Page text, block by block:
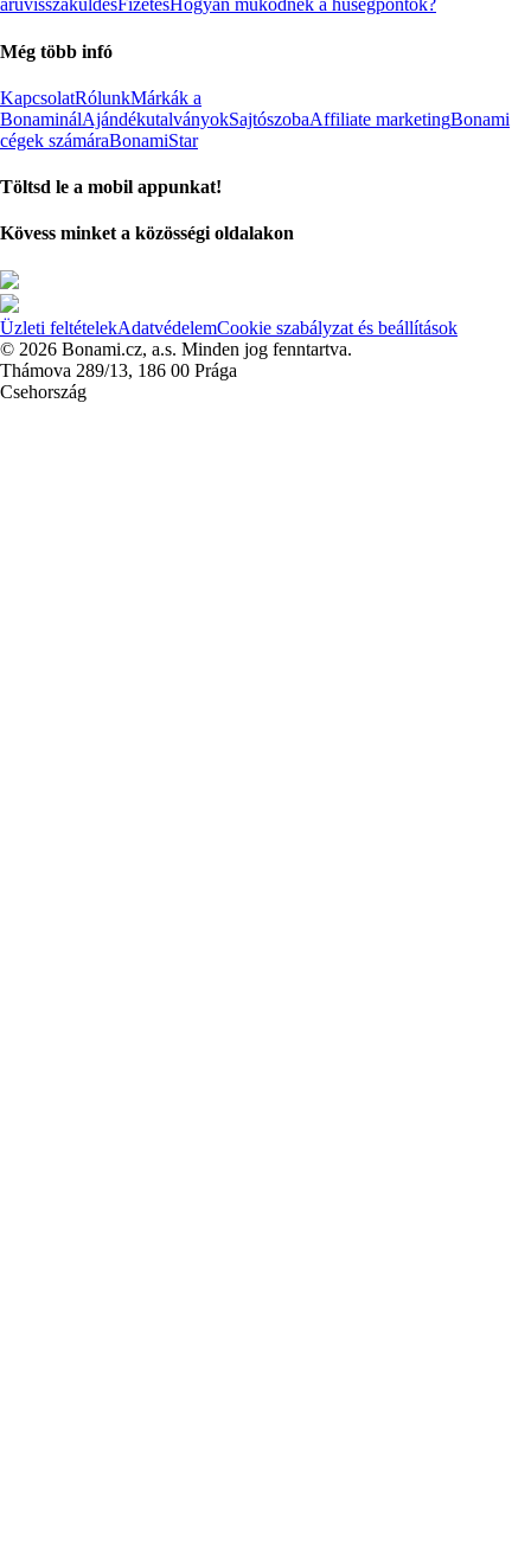
áruvisszaküldésFizetésHogyan működnek a hűségpontok?
Még több infó
KapcsolatRólunkMárkák a
BonaminálAjándékutalványokSajtószobaAffiliate marketingBonami
cégek számáraBonamiStar
Töltsd le a mobil appunkat!
Kövess minket a közösségi oldalakon
Üzleti feltételekAdatvédelemCookie szabályzat és beállítások
© 2026 Bonami.cz, a.s. Minden jog fenntartva.
Thámova 289/13, 186 00 Prága
Csehország